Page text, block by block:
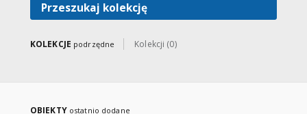
Przeszukaj kolekcję
KOLEKCJE podrzędne Kolekcji (0)
OBIEKTY ostatnio dodane